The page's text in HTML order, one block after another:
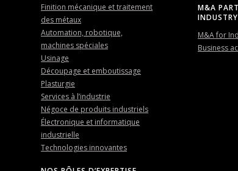
Finition mécanique et traitement
des métaux
Automation, robotique,
machines spéciales
Usinage
Découpage et emboutissage
Plasturgie
Services à l’industrie
Négoce de produits industriels
Électronique et informatique
industrielle
Technologies innovantes
M&A
M&A for
Business